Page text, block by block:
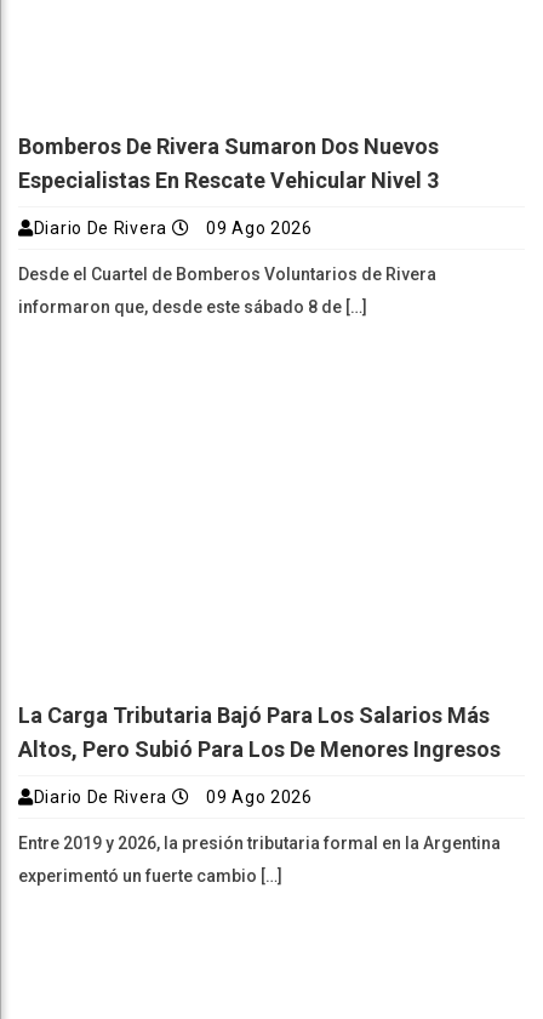
Bomberos De Rivera Sumaron Dos Nuevos
Especialistas En Rescate Vehicular Nivel 3
Diario De Rivera 09 Ago 2026
Desde el Cuartel de Bomberos Voluntarios de Rivera
informaron que, desde este sábado 8 de […]
La Carga Tributaria Bajó Para Los Salarios Más
Altos, Pero Subió Para Los De Menores Ingresos
Diario De Rivera 09 Ago 2026
Entre 2019 y 2026, la presión tributaria formal en la Argentina
experimentó un fuerte cambio […]